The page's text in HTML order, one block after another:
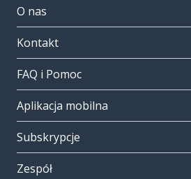
O nas
Kontakt
FAQ i Pomoc
Aplikacja mobilna
Subskrypcje
Zespół